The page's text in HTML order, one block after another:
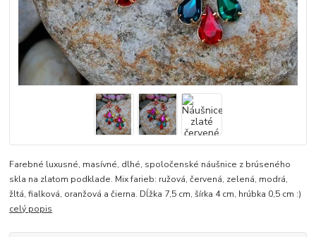
Farebné luxusné, masívné, dlhé, spoločenské náušnice z brúseného
skla na zlatom podklade. Mix farieb: ružová, červená, zelená, modrá,
žltá, fialková, oranžová a čierna. Dĺžka 7,5 cm, šírka 4 cm, hrúbka 0,5 cm :)
celý popis